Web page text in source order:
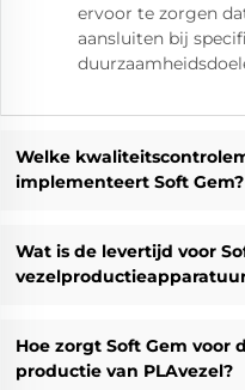
ervoor te zorgen
aansluiten bij
Welke
implementeert Soft Gem?
Wat is de levertijd voor
Hoe zorgt Soft Gem voor
productie van PLAvezel?